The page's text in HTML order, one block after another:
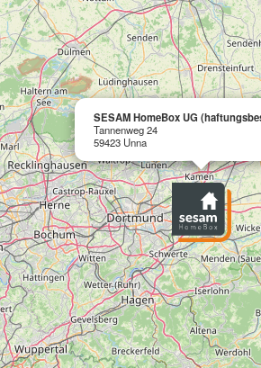
SESAM HomeBox UG
Tannenweg 24
59423 Unna